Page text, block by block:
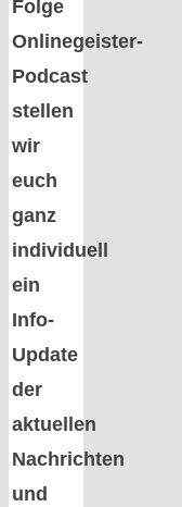
Folge
Onlinegeister-
Podcast
stellen
wir
euch
ganz
individuell
ein
Info-
Update
der
aktuellen
Nachrichten
und